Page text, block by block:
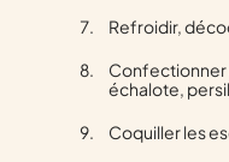
Refroidir,
Confectionner
échalote,
Coquiller les